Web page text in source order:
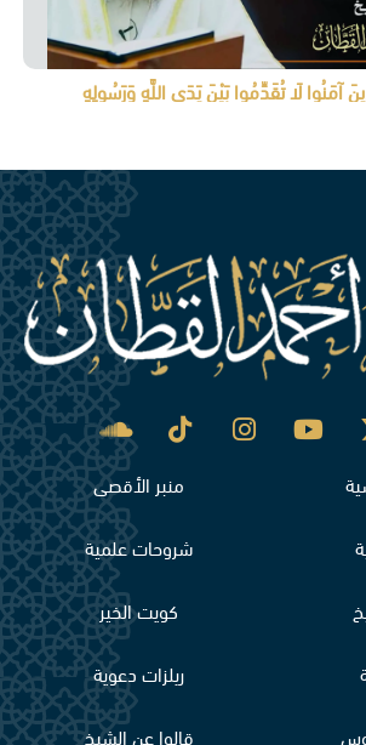
منبر الأقصى
شروحات علمية
كويت الخير
ريلزات دعوية
قالوا عن الشيخ